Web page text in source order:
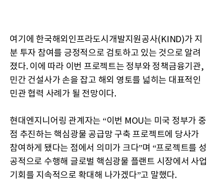
여기에 한국해외인프라도시개발지원공사(KIND)가 지
분 투자 참여를 긍정적으로 검토하고 있는 것으로 알려
졌다. 이에 따라 이번 프로젝트는 정부와 정책금융기관,
민간 건설사가 손을 잡고 해외 영토를 넓히는 대표적인
민관 협력 사례가 될 전망이다.
현대엔지니어링 관계자는 “이번 MOU는 미국 정부가 중
점 추진하는 핵심광물 공급망 구축 프로젝트에 당사가
참여하게 됐다는 점에서 의미가 크다”며 “프로젝트를 성
공적으로 수행해 글로벌 핵심광물 플랜트 시장에서 사업
기회를 지속적으로 확대해 나가겠다”고 말했다.